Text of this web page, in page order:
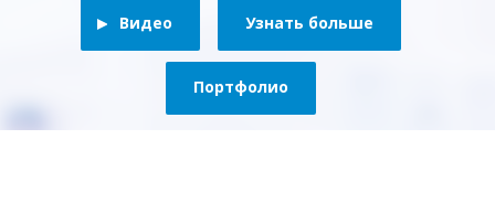
Видео Узнать больше
Портфолио